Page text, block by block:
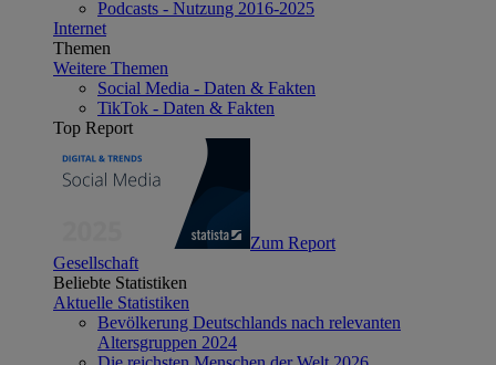
Podcasts - Nutzung 2016-2025
Internet
Themen
Weitere Themen
Social Media - Daten & Fakten
TikTok - Daten & Fakten
Top Report
Zum Report
Gesellschaft
Beliebte Statistiken
Aktuelle Statistiken
Bevölkerung Deutschlands nach relevanten
Altersgruppen 2024